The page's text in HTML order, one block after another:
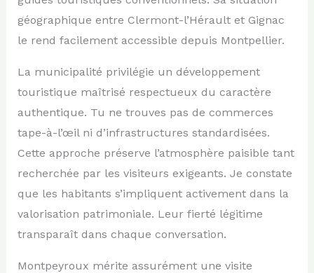
géographique entre Clermont-l’Hérault et Gignac
le rend facilement accessible depuis Montpellier.
La municipalité privilégie un développement
touristique maîtrisé respectueux du caractère
authentique. Tu ne trouves pas de commerces
tape-à-l’œil ni d’infrastructures standardisées.
Cette approche préserve l’atmosphère paisible tant
recherchée par les visiteurs exigeants. Je constate
que les habitants s’impliquent activement dans la
valorisation patrimoniale. Leur fierté légitime
transparaît dans chaque conversation.
Montpeyroux mérite assurément une visite